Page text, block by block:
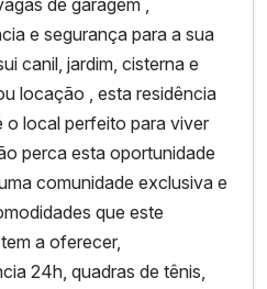
de garagem ,
e segurança para a sua
canil, jardim, cisterna e
locação , esta residência
o local perfeito para viver
perca esta oportunidade
comunidade exclusiva e
que este
a oferecer,
24h, quadras de tênis,